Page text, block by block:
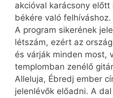
akcióval karácsony
békére való felhíváshoz.
A program sikerének
létszám, ezért az
és várják minden most,
templomban zenélő
Alleluja, Ébredj ember
jelenlévők előadni. A